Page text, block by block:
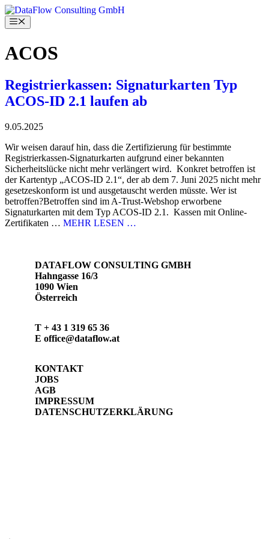
Skip
to
content
Menu
ACOS
Registrierkassen: Signaturkarten Typ
ACOS-ID 2.1 laufen ab
9.05.2025
Wir weisen darauf hin, dass die Zertifizierung für bestimmte
Registrierkassen-Signaturkarten aufgrund einer bekannten
Sicherheitslücke nicht mehr verlängert wird. Konkret betroffen ist
der Kartentyp „ACOS-ID 2.1“, der ab dem 7. Juni 2025 nicht mehr
gesetzeskonform ist und ausgetauscht werden müsste. Wer ist
betroffen?Betroffen sind im A-Trust-Webshop erworbene
Signaturkarten mit dem Typ ACOS-ID 2.1. Kassen mit Online-
Zertifikaten … MEHR LESEN …
DATAFLOW CONSULTING GMBH
Hahngasse 16/3
1090 Wien
Österreich
T + 43 1 319 65 36
E office@dataflow.at
KONTAKT
JOBS
AGB
IMPRESSUM
DATENSCHUTZERKLÄRUNG